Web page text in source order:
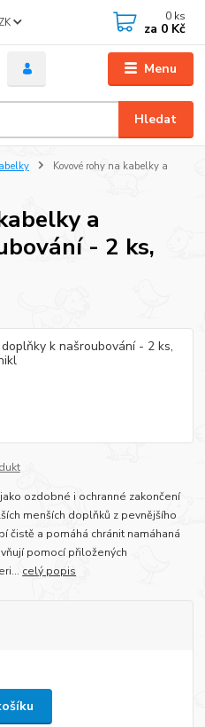
Menu
Hledat
0 ks
za 0 Kč
Kovové rohy na kabelky a
a
- 2 ks,
ozdobné i ochranné zakončení
menších doplňků z pevnějšího
čistě a pomáhá chránit namáhaná
pomocí přiložených
celý popis